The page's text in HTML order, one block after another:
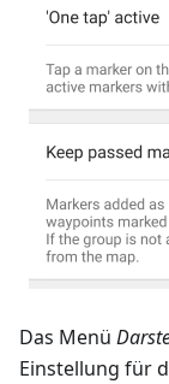
Das Menü
Einstellung für